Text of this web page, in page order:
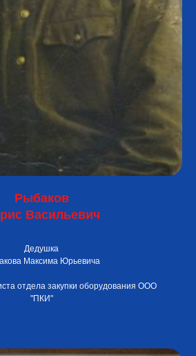
Рыбаков
Васильевич
Дедушка
Максима Юрьевича
отдела закупки оборудования ООО
"ПКИ"